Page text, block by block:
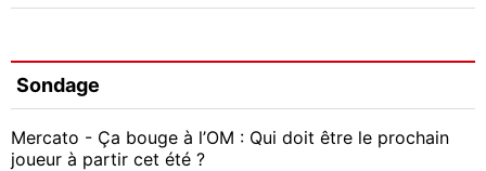
Sondage
Mercato - Ça bouge à l’OM : Qui doit être le prochain
joueur à partir cet été ?